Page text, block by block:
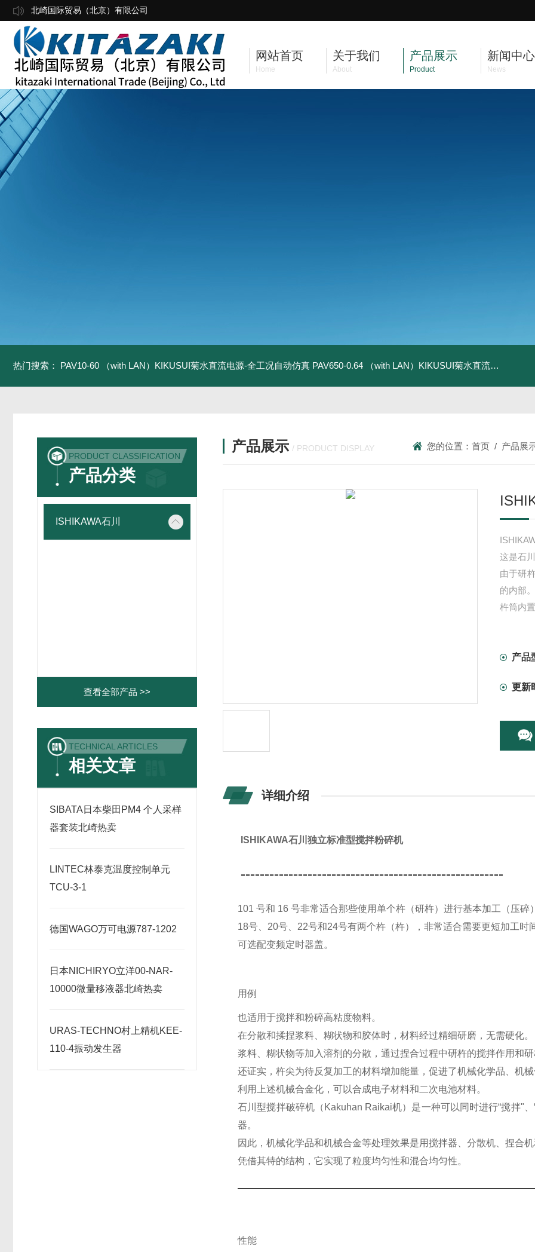
北崎国际贸易（北京）有限公司
网站首页
Home
关于我们
About
产品展示
Product
新闻中心
News
热门搜索： PAV10-60 （with LAN）KIKUSUI菊水直流电源-全工况自动仿真 PAV650-0.64 （with LAN）KIKUSUI菊水直流电源-四象限节能测试
PRODUCT CLASSIFICATION
产品分类
ISHIKAWA石川
查看全部产品 >>
TECHNICAL ARTICLES
相关文章
SIBATA日本柴田PM4 个人采样
器套装北崎热卖
LINTEC林泰克温度控制单元
TCU-3-1
德国WAGO万可电源787-1202
日本NICHIRYO立洋00-NAR-
10000微量移液器北崎热卖
URAS-TECHNO村上精机KEE-
110-4振动发生器
产品展示 / PRODUCT DISPLAY 您的位置：首页 / 产品展
这是石
由于研
的内部。
杵筒内
产品
更新
详细介绍
ISHIKAWA石川独立标准型搅拌粉碎机
-------------------------------------------------------
101 号和 16 号非常适合那些使用单个杵（研杵）进行基本加工（压碎
18号、20号、22号和24号有两个杵（杵），非常适合需要更短加工时
可选配变频定时器盖。
用例
也适用于搅拌和粉碎高粘度物料。
在分散和揉捏浆料、糊状物和胶体时，材料经过精细研磨，无需硬化。
浆料、糊状物等加入溶剂的分散，通过捏合过程中研杵的搅拌作用和
还证实，杵尖为待反复加工的材料增加能量，促进了机械化学品、机
利用上述机械合金化，可以合成电子材料和二次电池材料。
石川型搅拌破碎机（Kakuhan Raikai机）是一种可以同时进行“搅拌"、
器。
因此，机械化学品和机械合金等处理效果是用搅拌器、分散机、捏合
凭借其特的结构，它实现了粒度均匀性和混合均匀性。
性能